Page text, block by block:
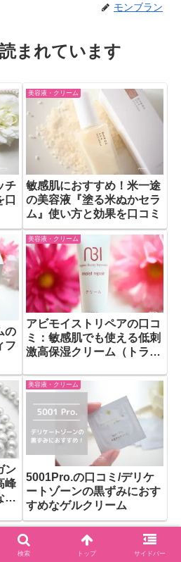
モンブラン
まれています
チ
口
美容液・クリーム
敏感肌におすすめ！米一途
の美容液『塗る米ぬかセラ
ム』使い方と効果を口コミ
の
フ
美容液・クリーム
アビモイストリペアの口コ
ミ：敏感肌でも使える低刺
激高保湿クリーム（トライ
ン
峰
使
美容液・クリーム
5001Pro.の口コミ/デリケ
ートゾーンの黒ずみにおす
すめなゲルクリーム
検索 トップ サイドバー